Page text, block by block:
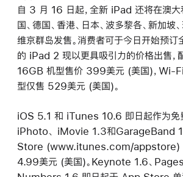
自 3 月 16 日起，全新 iPad 还将在澳大
国、德国、香港、日本、波多黎各、新加坡
维京群岛发售。消费者可于今日开始预订
的 iPad 2 现以更具吸引力的价格出售
16GB 机型售价 399美元 (美国)，Wi-
型仅售 529美元 (美国)。
iOS 5.1 和 iTunes 10.6 即日起作为免
iPhoto、 iMovie 1.3和GarageBand
Store (www.itunes.com/appstore)
4.99美元 (美国)。Keynote 1.6、